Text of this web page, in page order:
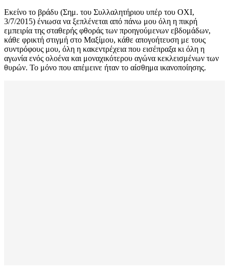
Εκείνο το βράδυ (Σημ. του Συλλαλητήριου υπέρ του ΟΧΙ,
3/7/2015) ένιωσα να ξεπλένεται από πάνω μου όλη η πικρή
εμπειρία της σταθερής φθοράς των προηγούμενων εβδομάδων,
κάθε φρικτή στιγμή στο Μαξίμου, κάθε απογοήτευση με τους
συντρόφους μου, όλη η κακεντρέχεια που εισέπραξα κι όλη η
αγωνία ενός ολοένα και μοναχικότερου αγώνα κεκλεισμένων των
θυρών. Το μόνο που απέμεινε ήταν το αίσθημα ικανοποίησης.